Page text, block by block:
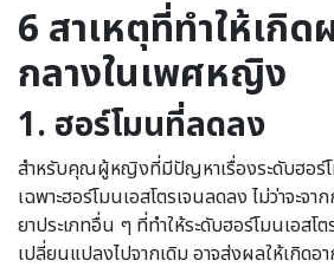
6 สาเหตุที่ทำให้เกิ
กลางในเพศหญิง
1. ฮอร์โมนที่ลดลง
สำหรับคุณผู้หญิงที่มีปัญหาเรื่องระดับฮอร์
เฉพาะฮอร์โมนเอสโตรเจนลดลง ไม่ว่าจะจ
ยาประเภทอื่น ๆ ที่ทำให้ระดับฮอร์โมนเอสโ
เปลี่ยนแปลงไปจากเดิม อาจส่งผลให้เกิดอ